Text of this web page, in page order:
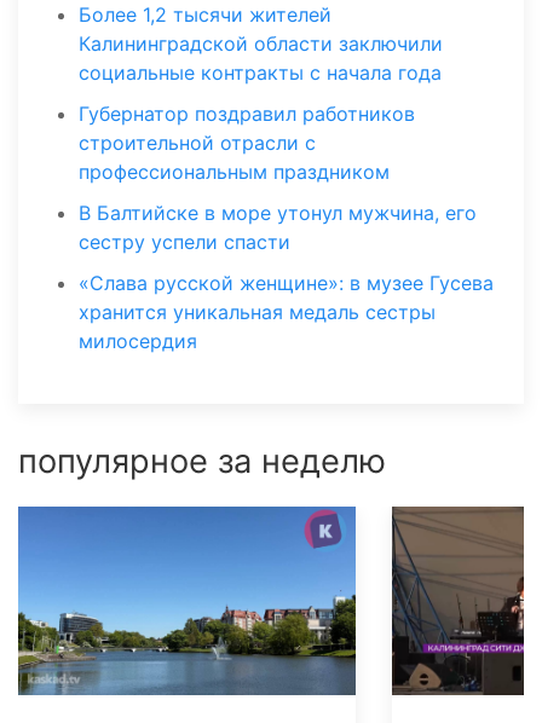
Более 1,2 тысячи жителей
Калининградской области заключили
социальные контракты с начала года
Губернатор поздравил работников
строительной отрасли с
профессиональным праздником
В Балтийске в море утонул мужчина, его
сестру успели спасти
«Слава русской женщине»: в музее Гусева
хранится уникальная медаль сестры
милосердия
популярное за неделю